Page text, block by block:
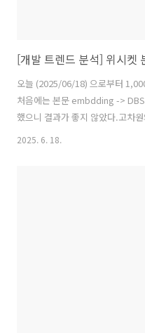
[개발 트렌드 분석] 위시켓
오늘 (2025/06/18) 으로부터
처음에는 본문 embdding ->
했으니 결과가 좋지 않았다.고
clustering 할 수 있는지는 아직
2025. 6. 18.